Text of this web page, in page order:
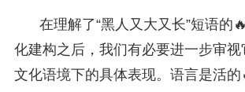
在理解了“黑人又大又长”短语的
化建构之后，我们有必要进一步审视
文化语境下的具体表现。语言是活的